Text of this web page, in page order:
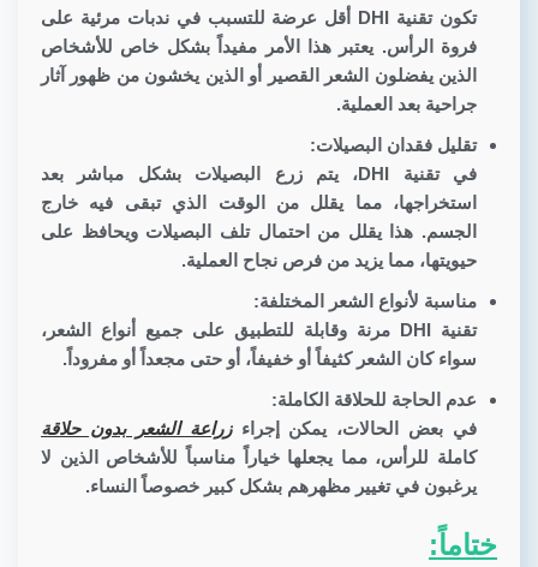
تكون تقنية DHI أقل عرضة للتسبب في ندبات مرئية على
فروة الرأس. يعتبر هذا الأمر مفيداً بشكل خاص للأشخاص
الذين يفضلون الشعر القصير أو الذين يخشون من ظهور آثار
جراحية بعد العملية.
تقليل فقدان البصيلات:
في تقنية DHI، يتم زرع البصيلات بشكل مباشر بعد
استخراجها، مما يقلل من الوقت الذي تبقى فيه خارج
الجسم. هذا يقلل من احتمال تلف البصيلات ويحافظ على
حيويتها، مما يزيد من فرص نجاح العملية.
مناسبة لأنواع الشعر المختلفة:
تقنية DHI مرنة وقابلة للتطبيق على جميع أنواع الشعر،
سواء كان الشعر كثيفاً أو خفيفاً، أو حتى مجعداً أو مفروداً.
عدم الحاجة للحلاقة الكاملة:
في بعض الحالات، يمكن إجراءزراعة الشعر بدون حلاقة
كاملة للرأس، مما يجعلها خياراً مناسباً للأشخاص الذين لا
يرغبون في تغيير مظهرهم بشكل كبير خصوصاً النساء.
ختاماً: